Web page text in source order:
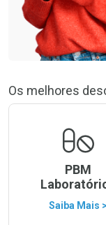
Os melhores
PBM
Saiba Mais >